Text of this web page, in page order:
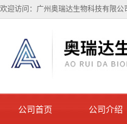
欢迎访问：广州奥瑞达生物科技有限公
公司首页 公司介绍